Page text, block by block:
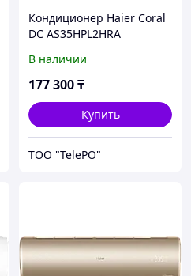
Кондиционер Haier Coral
DC AS35HPL2HRA
В наличии
177 300₸
Купить
ТОО "TelePO"